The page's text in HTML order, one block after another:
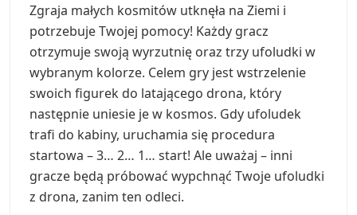
Zgraja małych kosmitów utknęła na Ziemi i
potrzebuje Twojej pomocy! Każdy gracz
otrzymuje swoją wyrzutnię oraz trzy ufoludki w
wybranym kolorze. Celem gry jest wstrzelenie
swoich figurek do latającego drona, który
następnie uniesie je w kosmos. Gdy ufoludek
trafi do kabiny, uruchamia się procedura
startowa – 3… 2… 1… start! Ale uważaj – inni
gracze będą próbować wypchnąć Twoje ufoludki
z drona, zanim ten odleci.